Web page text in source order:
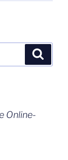
Online-